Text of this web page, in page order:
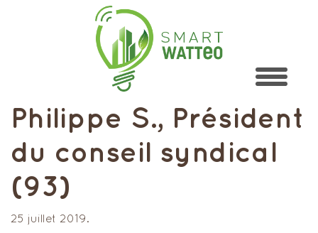
Philippe S., Président
du conseil syndical
(93)
25 juillet 2019.